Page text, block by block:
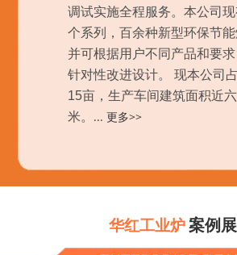
调试实施全程服务。本公司
个系列，百余种新型环保节能
并可根据用户不同产品和要
针对性改进设计。 现本公司
15亩，生产车间建筑面积近
米。 ... 更多>>
华红工业炉案例